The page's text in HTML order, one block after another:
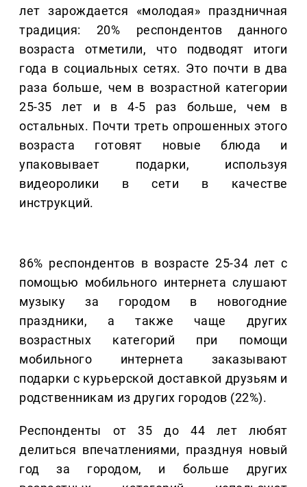
лет зарождается «молодая» праздничная
традиция: 20% респондентов данного
возраста отметили, что подводят итоги
года в социальных сетях. Это почти в два
раза больше, чем в возрастной категории
25-35 лет и в 4-5 раз больше, чем в
остальных. Почти треть опрошенных этого
возраста готовят новые блюда и
упаковывает подарки, используя
видеоролики в сети в качестве
инструкций.
86% респондентов в возрасте 25-34 лет с
помощью мобильного интернета слушают
музыку за городом в новогодние
праздники, а также чаще других
возрастных категорий при помощи
мобильного интернета заказывают
подарки с курьерской доставкой друзьям и
родственникам из других городов (22%).
Респонденты от 35 до 44 лет любят
делиться впечатлениями, празднуя новый
год за городом, и больше других